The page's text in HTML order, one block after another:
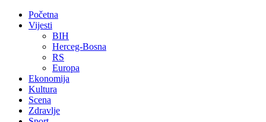
Početna
Vijesti
BIH
Herceg-Bosna
RS
Europa
Ekonomija
Kultura
Scena
Zdravlje